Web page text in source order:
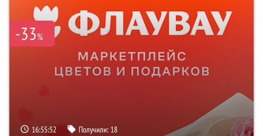
-33%
16:55:51 Получили: 18